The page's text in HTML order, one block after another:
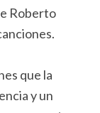
Roberto
que la
y un